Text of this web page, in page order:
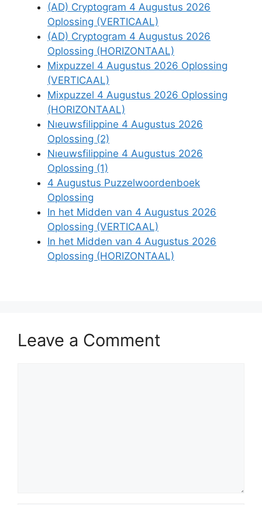
(AD) Cryptogram 4 Augustus 2026
Oplossing (VERTICAAL)
(AD) Cryptogram 4 Augustus 2026
Oplossing (HORIZONTAAL)
Mixpuzzel 4 Augustus 2026 Oplossing
(VERTICAAL)
Mixpuzzel 4 Augustus 2026 Oplossing
(HORIZONTAAL)
Nıeuwsfilippine 4 Augustus 2026
Oplossing (2)
Nıeuwsfilippine 4 Augustus 2026
Oplossing (1)
4 Augustus Puzzelwoordenboek
Oplossing
In het Midden van 4 Augustus 2026
Oplossing (VERTICAAL)
In het Midden van 4 Augustus 2026
Oplossing (HORIZONTAAL)
Leave a Comment